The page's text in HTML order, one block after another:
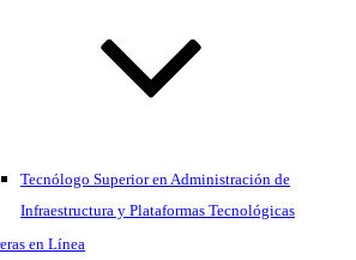
Tecnólogo Superior en Administración de
Infraestructura y Plataformas Tecnológicas
en Línea